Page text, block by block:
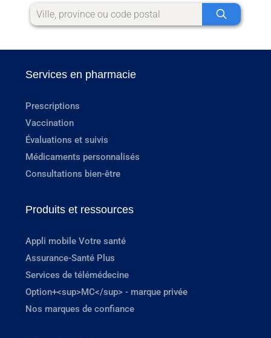
Services en pharmacie
Prescriptions
Vaccination
Évaluations et suivis
Médicaments personnalisés
Consultations bien-être
Produits et ressources
Appli mobile Votre santé
Assurance-Santé Plus
Services de télémédecine
Option+<sup>MC</sup> - marque privée
Nos marques de confiance